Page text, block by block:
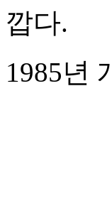
깝다.
1985년